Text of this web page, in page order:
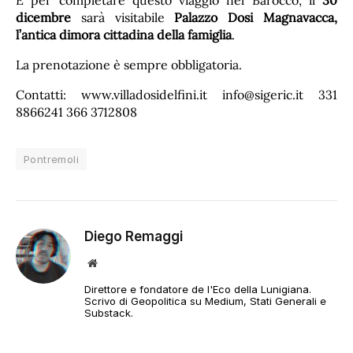
dicembre sarà visitabilePalazzo Dosi Magnavacca,
l’antica dimora cittadina della famiglia.
La prenotazione è sempre obbligatoria.
Contatti: www.villadosidelfini.it info@sigeric.it 331
8866241 366 3712808
Pontremoli
Diego Remaggi
Sito
Direttore e fondatore de l'Eco della Lunigiana.
Scrivo di Geopolitica su Medium, Stati Generali e
Substack.